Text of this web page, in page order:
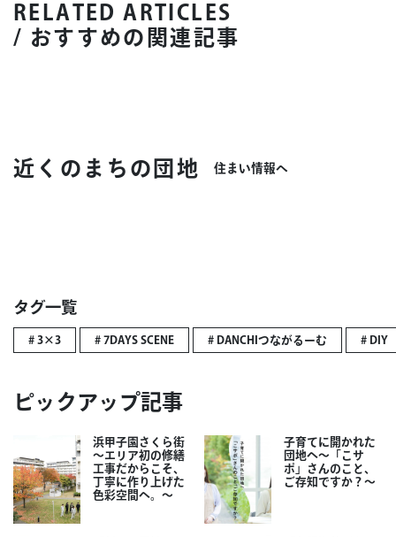
RELATED ARTICLES
/ おすすめの関連記事
近くのまちの団地 住まい情報へ
タグ一覧
# 3×3 # 7DAYS SCENE # DANCHIつながるーむ # DIY
ピックアップ記事
浜甲子園さくら街
～エリア初の修繕
工事だからこそ、
丁寧に作り上げた
色彩空間へ。～
子育てに開かれた
団地へ～「こサ
ポ」さんのこと、
ご存知ですか？～